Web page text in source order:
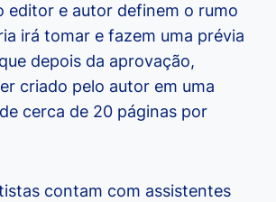
editor e autor definem o rumo
irá tomar e fazem uma prévia
depois da aprovação,
criado pelo autor em uma
cerca de 20 páginas por
contam com assistentes